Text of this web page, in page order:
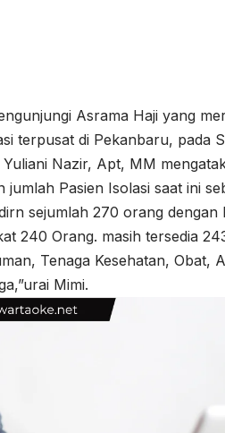
Asrama Haji yang
terpusat di Pekanbaru, pada
Nazir, Apt, MM
Pasien Isolasi saat ini
sejumlah 270 orang dengan
240 Orang. masih tersedia
Tenaga Kesehatan, Obat,
Mimi.